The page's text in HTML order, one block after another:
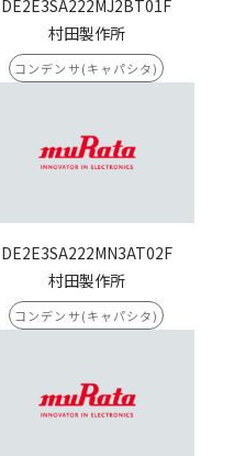
DE2E3SA222MJ2BT01F
村田製作所
コンデンサ(キャパシタ)
DE2E3SA222MN3AT02F
村田製作所
コンデンサ(キャパシタ)